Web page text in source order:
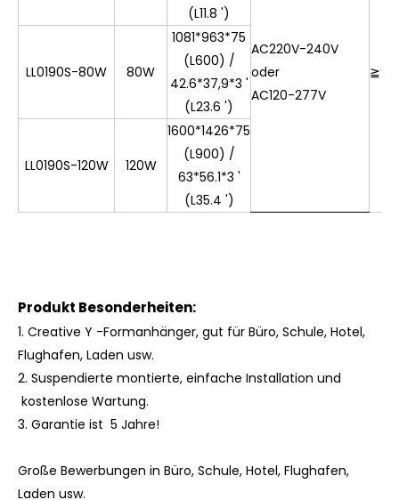
(L11.8 ')
AC220V-240V
oder
AC120-277V
≧90
LL0190S-80W 80W
1081*963*75
(L600) /
42.6*37,9*3 '
(L23.6 ')
LL0190S-120W 120W
1600*1426*75
(L900) /
63*56.1*3 '
(L35.4 ')
Produkt Besonderheiten:
1. Creative Y -Formanhänger, gut für Büro, Schule, Hotel,
Flughafen, Laden usw.
2. Suspendierte montierte, einfache Installation und
kostenlose Wartung.
3. Garantie ist 5 Jahre!
Große Bewerbungen in Büro, Schule, Hotel, Flughafen,
Laden usw.